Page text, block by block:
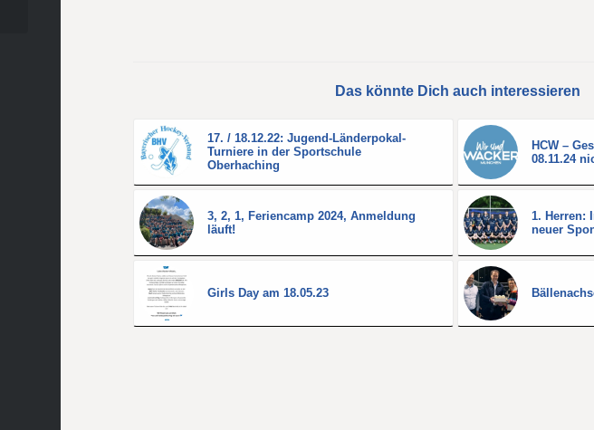
Das könnte Dich auch interessieren
17. / 18.12.22: Jugend-Länderpokal-
Turniere in der Sportschule
Oberhaching
HCW –
08.11.24
3, 2, 1, Feriencamp 2024, Anmeldung
läuft!
1. Herren:
neuer
Girls Day am 18.05.23